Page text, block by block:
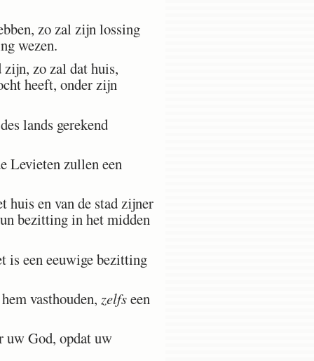
zo zal zijn lossing
wezen.
zo zal dat huis,
heeft, onder zijn
lands gerekend
Levieten zullen een
huis en van de stad zijner
bezitting in het midden
is een eeuwige bezitting
vasthouden, zelfseen
uw God, opdat uw